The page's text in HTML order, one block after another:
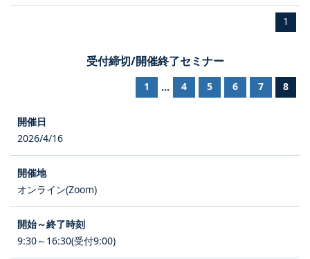
1
受付締切/開催終了セミナー
1 ... 4 5 6 7 8
2026/4/16
オンライン(Zoom)
9:30～16:30(受付9:00)